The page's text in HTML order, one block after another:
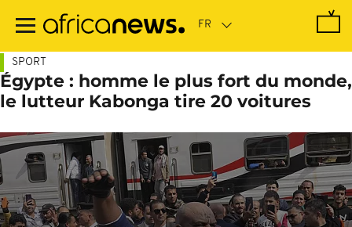
contenu
SPORT
Égypte : homme le plus fort du monde,
le lutteur Kabonga tire 20 voitures